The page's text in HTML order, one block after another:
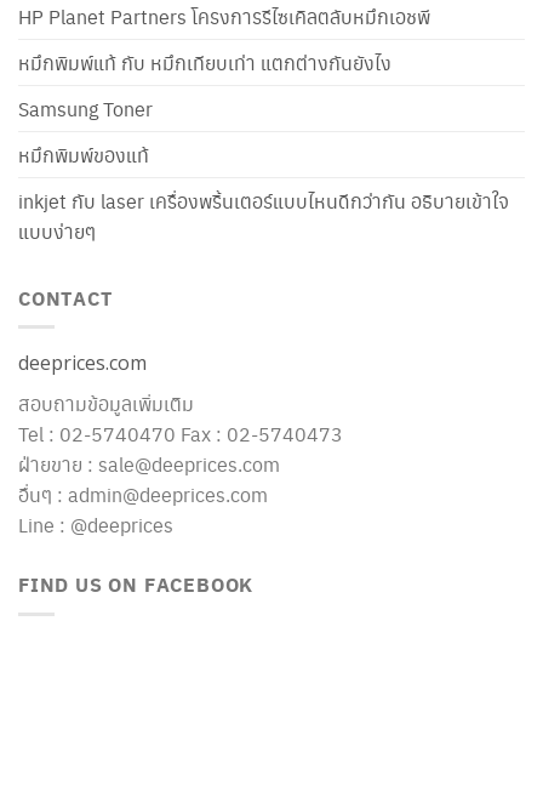
HP Planet Partners โครงการรีไซเคิลตลับหมึกเอชพี
หมึกพิมพ์แท้ กับ หมึกเทียบเท่า แตกต่างกันยังไง
Samsung Toner
หมึกพิมพ์ของแท้
inkjet กับ laser เครื่องพริ้นเตอร์แบบไหนดีกว่ากัน อธิบายเข้าใจ
แบบง่ายๆ
CONTACT
deeprices.com
สอบถามข้อมูลเพิ่มเติม
Tel : 02-5740470 Fax : 02-5740473
ฝ่ายขาย : sale@deeprices.com
อื่นๆ : admin@deeprices.com
Line : @deeprices
FIND US ON FACEBOOK